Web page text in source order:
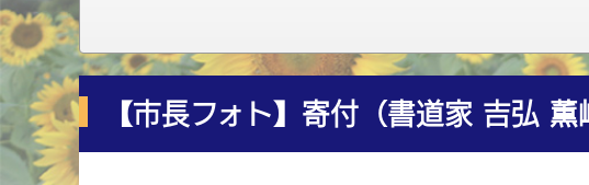
【市長フォト】寄付（書道家 吉弘 薫